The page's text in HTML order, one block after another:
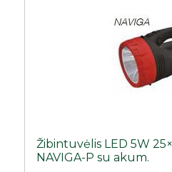
Žibintuvėlis LED 5W
NAVIGA-P su akum.